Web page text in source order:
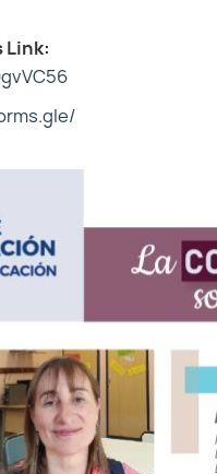
Link: